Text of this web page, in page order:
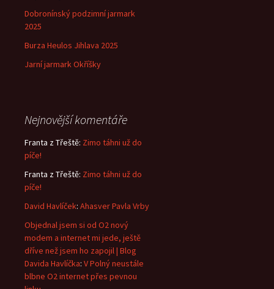
Dobronínský podzimní jarmark
2025
Burza Heulos Jihlava 2025
Jarní jarmark Okříšky
Nejnovější komentáře
Franta z Třeště: Zimo táhni už do
píče!
Franta z Třeště: Zimo táhni už do
píče!
David Havlíček: Ahasver Pavla Vrby
Objednal jsem si od O2 nový
modem a internet mi jede, ještě
dříve než jsem ho zapojil | Blog
Davida Havlíčka: V Polný neustále
blbne O2 internet přes pevnou